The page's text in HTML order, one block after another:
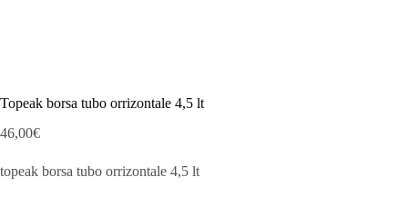
Topeak borsa tubo orrizontale 4,5 lt
46,00€
topeak borsa tubo orrizontale 4,5 lt